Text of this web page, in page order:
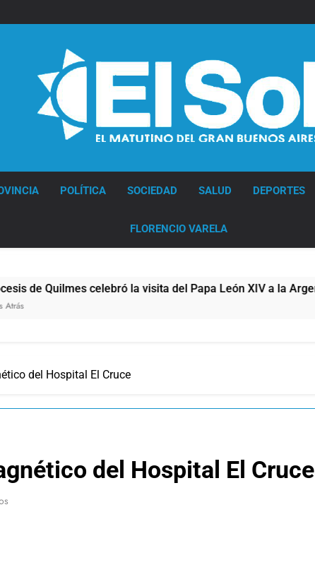
POLÍTICA SOCIEDAD SALUD DEPORTES
FLORENCIO VARELA
Quilmes celebró la visita del Papa León XIV a la Argentina
del Hospital El Cruce
del Hospital El Cruce